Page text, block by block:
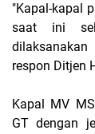
"Kapal-kapal
saat ini
respon Ditjen
Kapal MV
GT dengan